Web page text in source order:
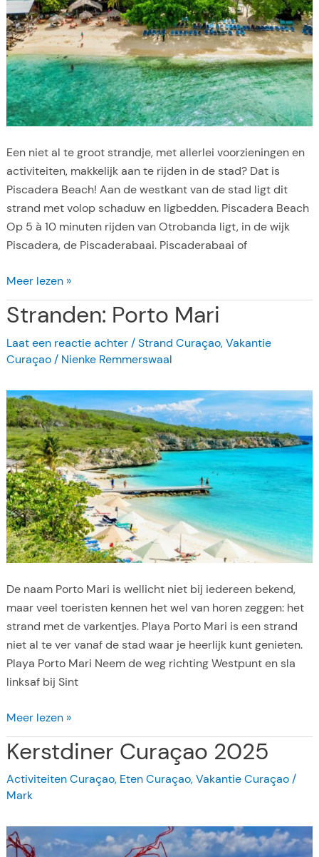
r
e
s
o
p
C
u
r
ç
o
i
M
a
m
b
o
B
a
c
h
Een niet al te groot strandje, met allerlei voorzieningen en
activiteiten, makkelijk aan te rijden in de stad? Dat is
Piscadera Beach! Aan de westkant van de stad ligt dit
strand met volop schaduw en ligbedden. Piscadera Beach
Op 5 à 10 minuten rijden van Otrobanda ligt, in de wijk
Piscadera, de Piscaderabaai. Piscaderabaai of
S
t
r
a
n
e
n
:
P
i
s
c
a
d
e
a
B
e
a
c
h
Meer lezen »
Stranden: Porto Mari
Laat een reactie achter /Strand Curaçao,Vakantie
Curaçao/ Nienke Remmerswaal
De naam Porto Mari is wellicht niet bij iedereen bekend,
maar veel toeristen kennen het wel van horen zeggen: het
strand met de varkentjes. Playa Porto Mari is een strand
niet al te ver vanaf de stad waar je heerlijk kunt genieten.
Playa Porto Mari Neem de weg richting Westpunt en sla
linksaf bij Sint
S
t
a
n
e
n
Meer lezen »
Kerstdiner Curaçao 2025
Activiteiten Curaçao, Eten Curaçao,Vakantie Curaçao/
Mark